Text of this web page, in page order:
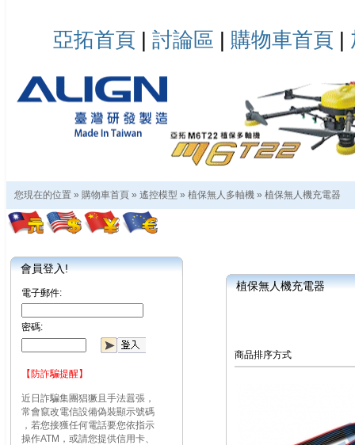
亞拓首頁 | 討論區 | 購物車首頁 |
您現在的位置 » 購物車首頁 » 遙控模型 » 植保無人多軸機 » 植保無人機充電器
會員登入!
電子郵件:
密碼:
【防詐騙提醒】
近日詐騙集團猖獗且手法囂張，
常會竄改電信設備偽裝顯示號碼
，若您接獲任何電話要您依指示
操作ATM，或請您提供信用卡、
植保無人機充電器
商品排序方式